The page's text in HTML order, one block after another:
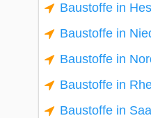
Baustoffe in
Baustoffe in
Baustoffe in
Baustoffe in
Baustoffe in